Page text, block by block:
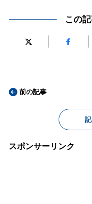
この
前の記事
スポンサーリンク